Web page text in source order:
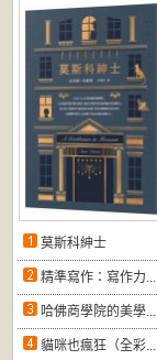
莫斯科紳士
精準寫作：寫作力...
哈佛商學院的美學...
貓咪也瘋狂（全彩...